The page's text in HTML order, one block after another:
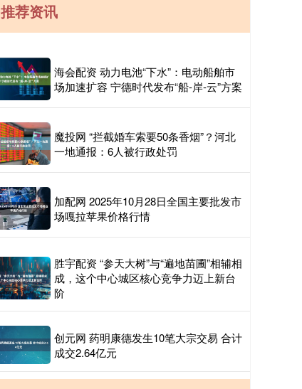
推荐资讯
海会配资 动力电池“下水”：电动船舶市
场加速扩容 宁德时代发布“船-岸-云”方案
魔投网 “拦截婚车索要50条香烟”？河北
一地通报：6人被行政处罚
加配网 2025年10月28日全国主要批发市
场嘎拉苹果价格行情
胜宇配资 “参天大树”与“遍地苗圃”相辅相
成，这个中心城区核心竞争力迈上新台
阶
创元网 药明康德发生10笔大宗交易 合计
成交2.64亿元